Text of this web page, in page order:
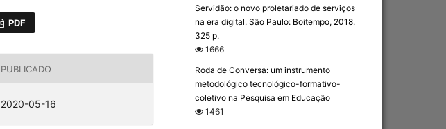
PDF
PUBLICADO
2020-05-16
Servidão: o novo proletariado de serviços
na era digital. São Paulo: Boitempo, 2018.
325 p.
1666
Roda de Conversa: um instrumento
metodológico tecnológico-formativo-
coletivo na Pesquisa em Educação
1461